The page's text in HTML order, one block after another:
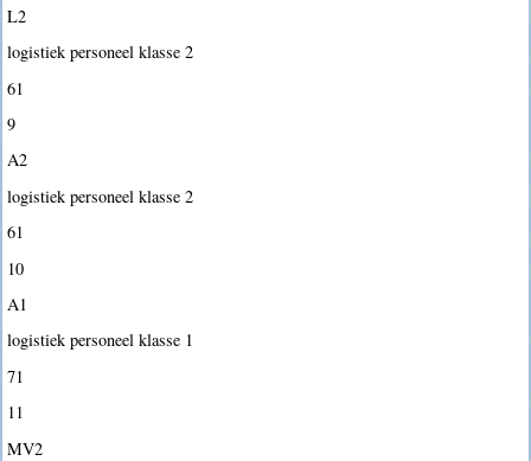
L2
logistiek personeel klasse 2
61
9
A2
logistiek personeel klasse 2
61
10
A1
logistiek personeel klasse 1
71
11
MV2